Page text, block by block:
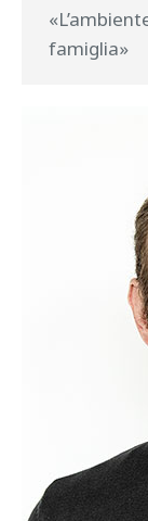
famiglia»